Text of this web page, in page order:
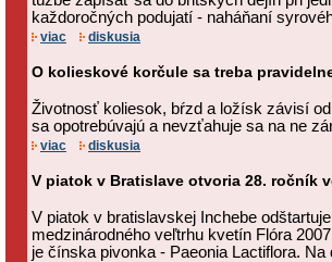
každoročných podujatí - naháňaní
viac diskusia
O kolieskové korčule sa treba
Životnosť koliesok, bŕzd a ložísk závisí
sa opotrebúvajú a nevzťahuje sa na ne
viac diskusia
V piatok v Bratislave otvoria 28. ročník
V piatok v bratislavskej Inchebe
medzinárodného veľtrhu kvetín Flóra
je čínska pivonka - Paeonia Lactiflora. Na